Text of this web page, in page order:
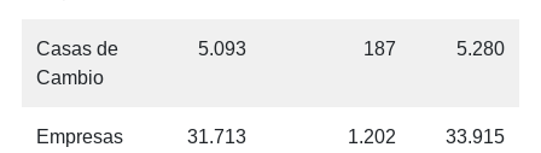
Casas de
Cambio
5.093 187 5.280
Empresas
31.713 1.202 33.915